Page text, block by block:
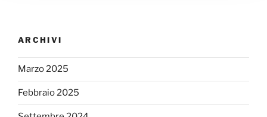
ARCHIVI
Marzo 2025
Febbraio 2025